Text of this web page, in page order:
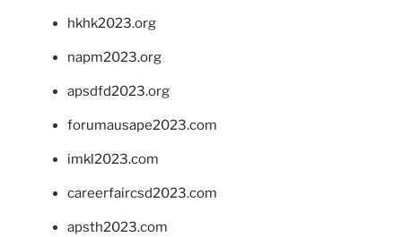
hkhk2023.org
napm2023.org
apsdfd2023.org
forumausape2023.com
imkl2023.com
careerfaircsd2023.com
apsth2023.com